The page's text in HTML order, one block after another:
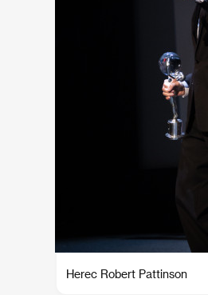
Herec Robert Pattinson